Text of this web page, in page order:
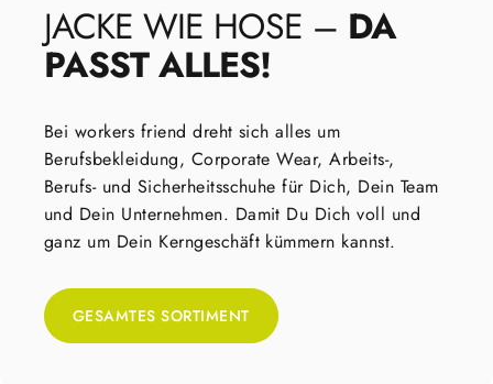
JACKE WIE HOSE – DA
PASSTALLES!
Bei workers friend dreht sich alles um
Berufsbekleidung, Corporate Wear, Arbeits-,
Berufs- und Sicherheitsschuhe für Dich, Dein Team
und Dein Unternehmen. Damit Du Dich voll und
ganz um Dein Kerngeschäft kümmern kannst.
GESAMTES SORTIMENT